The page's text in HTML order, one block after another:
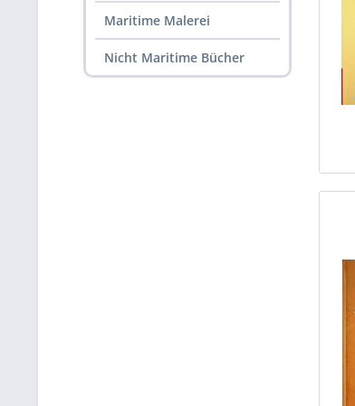
Maritime Malerei
Nicht Maritime Bücher